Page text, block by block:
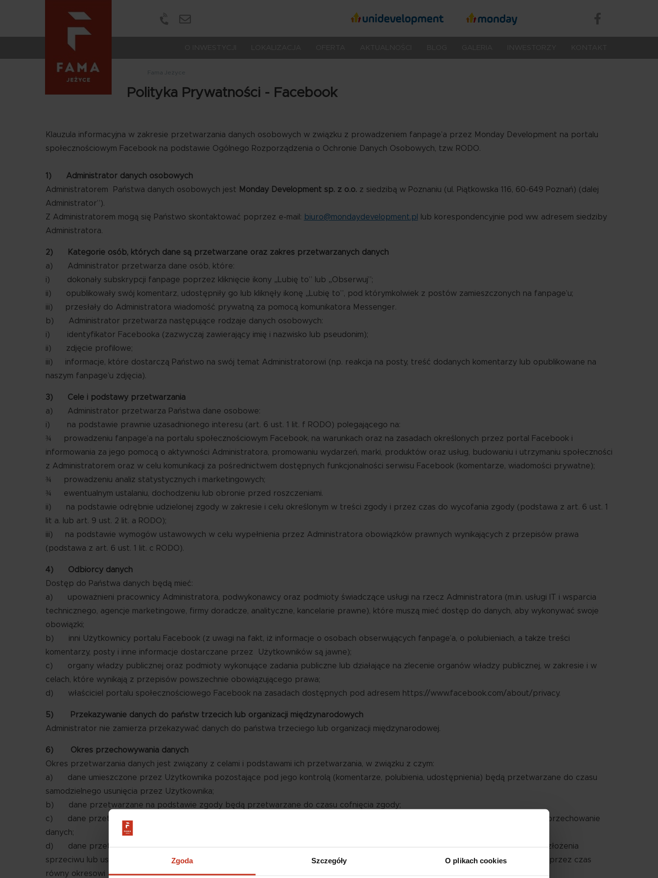
Zgoda Szczegóły O plikach cookies
Portale
Treść Treść
społecznościowe
Treść
Portale
Treść
Fama Jeżyce
Polityka Prywatności - Facebook
Klauzula informacyjna w zakresie przetwarzania danych osobowych w związku z prowadzeniem fanpage’a przez Monday Development na portalu
społecznościowym Facebook na podstawie Ogólnego Rozporządzenia o Ochronie Danych Osobowych, tzw. RODO.
1) Administrator danych osobowych
Administratorem Państwa danych osobowych jest
Monday Development sp. z o.o.z siedzibą w Poznaniu (ul. Piątkowska 116, 60-649 Poznań) (dalej
Administrator”).
Z Administratorem mogą się Państwo skontaktować poprzez e-mail: biuro@mondaydevelopment.pl
lub korespondencyjnie pod ww. adresem siedziby
Administratora.
2) Kategorie osób, których dane są przetwarzane oraz zakres przetwarzanych danych
a) Administrator przetwarza dane osób, które:
i) dokonały subskrypcji fanpage poprzez kliknięcie ikony „Lubię to” lub „Obserwuj”;
ii) opublikowały swój komentarz, udostępniły go lub kliknęły ikonę „Lubię to”, pod którymkolwiek z postów zamieszczonych na fanpage’u;
iii) przesłały do Administratora wiadomość prywatną za pomocą komunikatora Messenger.
b) Administrator przetwarza następujące rodzaje danych osobowych:
i) identyfikator Facebooka (zazwyczaj zawierający imię i nazwisko lub pseudonim);
ii) zdjęcie profilowe;
iii) informacje, które dostarczą Państwo na swój temat Administratorowi (np. reakcja na posty, treść dodanych komentarzy lub opublikowane na
naszym fanpage’u zdjęcia).
3) Cele i podstawy przetwarzania
a) Administrator przetwarza Państwa dane osobowe:
i) na podstawie prawnie uzasadnionego interesu (art. 6 ust. 1 lit. f RODO) polegającego na:
¾ prowadzeniu fanpage’a na portalu społecznościowym Facebook, na warunkach oraz na zasadach określonych przez portal Facebook i
informowania za jego pomocą o aktywności Administratora, promowaniu wydarzeń, marki, produktów oraz usług, budowaniu i utrzymaniu społeczności
z Administratorem oraz w celu komunikacji za pośrednictwem dostępnych funkcjonalności serwisu Facebook (komentarze, wiadomości prywatne);
¾ prowadzeniu analiz statystycznych i marketingowych;
¾ ewentualnym ustalaniu, dochodzeniu lub obronie przed roszczeniami.
ii) na podstawie odrębnie udzielonej zgody w zakresie i celu określonym w treści zgody i przez czas do wycofania zgody (podstawa z art. 6 ust. 1
lit a. lub art. 9 ust. 2 lit. a RODO);
iii) na podstawie wymogów ustawowych w celu wypełnienia przez Administratora obowiązków prawnych wynikających z przepisów prawa
(podstawa z art. 6 ust. 1 lit. c RODO).
4) Odbiorcy danych
Dostęp do Państwa danych będą mieć:
a) upoważnieni pracownicy Administratora, podwykonawcy oraz podmioty świadczące usługi na rzecz Administratora (m.in. usługi IT i wsparcia
technicznego, agencje marketingowe, firmy doradcze, analityczne, kancelarie prawne), które muszą mieć dostęp do danych, aby wykonywać swoje
obowiązki;
b) inni Użytkownicy portalu Facebook (z uwagi na fakt, iż informacje o osobach obserwujących fanpage’a, o polubieniach, a także treści
komentarzy, posty i inne informacje dostarczane przez Użytkowników są jawne);
c) organy władzy publicznej oraz podmioty wykonujące zadania publiczne lub działające na zlecenie organów władzy publicznej, w zakresie i w
celach, które wynikają z przepisów powszechnie obowiązującego prawa;
d) właściciel portalu społecznościowego Facebook na zasadach dostępnych pod adresem https://www.facebook.com/about/privacy.
5) Przekazywanie danych do państw trzecich lub organizacji międzynarodowych
Administrator nie zamierza przekazywać danych do państwa trzeciego lub organizacji międzynarodowej.
6) Okres przechowywania danych
Okres przetwarzania danych jest związany z celami i podstawami ich przetwarzania, w związku z czym:
a) dane umieszczone przez Użytkownika pozostające pod jego kontrolą (komentarze, polubienia, udostępnienia) będą przetwarzane do czasu
samodzielnego usunięcia przez Użytkownika;
b) dane przetwarzane na podstawie zgody będą przetwarzane do czasu cofnięcia zgody;
c) dane przetwarzane na podstawie wymogów ustawowych będą przetwarzane przez czas, w którym przepisy prawa nakazują przechowanie
danych;
d) dane przetwarzane na podstawie prawnie uzasadnionego interesu Administratora będą przetwarzane do czasu skutecznego złożenia
sprzeciwu lub ustania tego interesu np. dane przetwarzane w celu dochodzenia lub obrony przed roszczeniami będą przetwarzane przez czas
równy okresowi przedawnienia tych roszczeń.